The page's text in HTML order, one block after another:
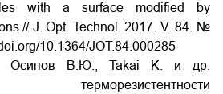
with a surface modified by
// J. Opt. Technol. 2017. V. 84. №
10.1364/JOT.84.000285
Осипов В.Ю., Takai K. и др.
терморезистентности